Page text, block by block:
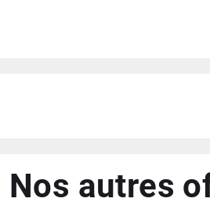
Nos autres